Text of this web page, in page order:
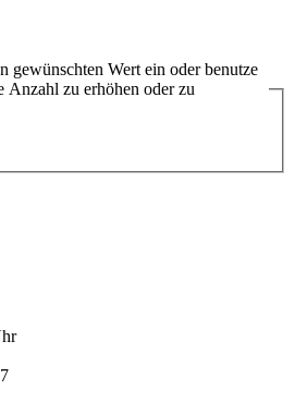
gewünschten Wert ein oder benutze
Anzahl zu erhöhen oder zu